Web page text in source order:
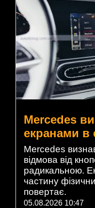
Mercedes
екранами в
Mercedes
відмова від
радикальною.
частину
повертає.
05.08.2026 10:47